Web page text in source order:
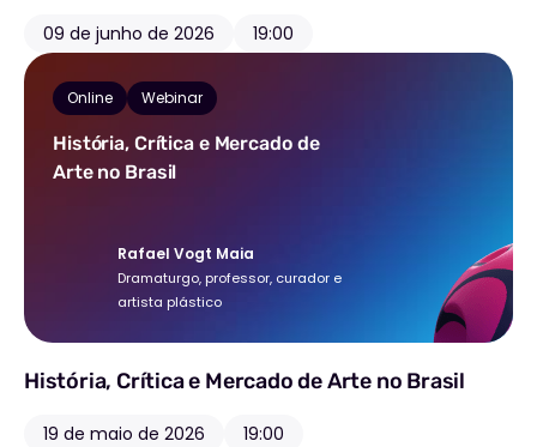
09 de junho de 2026 19:00
Online Webinar
História, Crítica e Mercado de
Arte no Brasil
Rafael Vogt Maia
Dramaturgo, professor, curador e
artista plástico
História, Crítica e Mercado de Arte no Brasil
19 de maio de 2026 19:00